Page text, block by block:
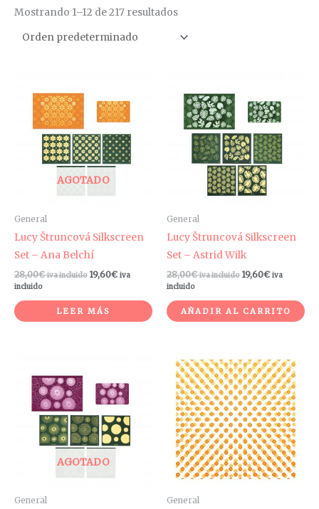
Mostrando 1–12 de 217 resultados
AGOTADO
General
Lucy Štruncová Silkscreen
Set – Ana Belchí
28,00€ iva incluido 19,60€ iva
incluido
LEER MÁS
General
Lucy Štruncová Silkscreen
Set – Astrid Wilk
28,00€ iva incluido 19,60€ iva
incluido
AÑADIR AL CARRITO
AGOTADO
General General